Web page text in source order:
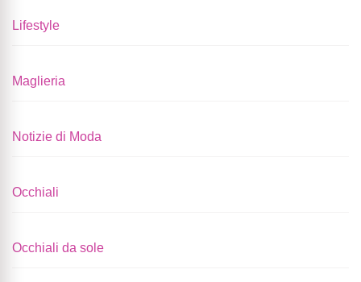
Lifestyle
Maglieria
Notizie di Moda
Occhiali
Occhiali da sole